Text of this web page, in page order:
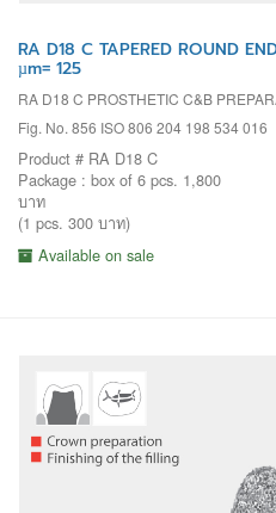
RA D18 C TAPERED ROUND
µm= 125
RA D18 C PROSTHETIC C&B
Fig. No. 856 ISO 806 204 198 534 016
Product # RA D18 C
Package : box of 6 pcs. 1,800
บาท
(1 pcs. 300 บาท)
Available on sale